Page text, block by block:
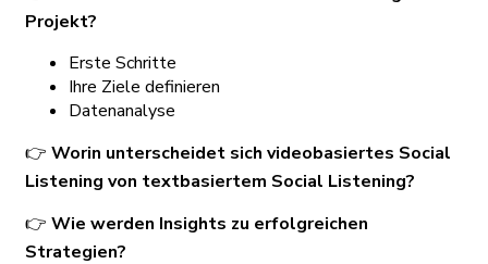
Projekt?
Erste Schritte
Ihre Ziele definieren
Datenanalyse
👉 Worin unterscheidet sich videobasiertes Social
Listening von textbasiertem Social Listening?
👉 Wie werden Insights zu erfolgreichen
Strategien?